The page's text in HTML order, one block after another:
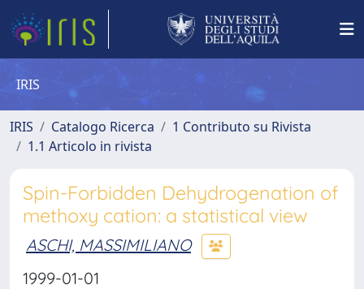
IRIS
IRIS Catalogo Ricerca
1 Contributo su Rivista
1.1 Articolo in rivista
Spin-Forbidden Dehydrogenation of
methoxy cation: a statistical view
ASCHI, MASSIMILIANO
1999-01-01